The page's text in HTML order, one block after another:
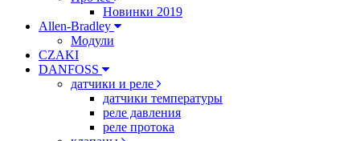
Новинки 2019
Allen-Bradley
Модули
CZAKI
DANFOSS
датчики и реле
датчики температуры
реле давления
реле протока